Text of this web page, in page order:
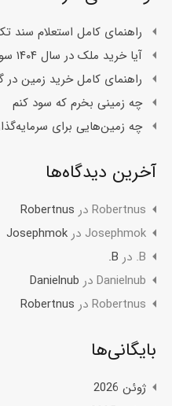
راهنمای کامل استعلام سند
آیا خرید ملک در سال ۱۴۰۴ سود آور است؟
راهنمای کامل خرید زمین در
چه زمینی بخرم که سود کنم
چه زمین‌هایی برای
آخرین دیدگاه‌ها
Robertnus در Robertnus
Josephmok در Josephmok
B. در B.
Danielnub در Danielnub
Robertnus در Robertnus
بایگانی‌ها
ژوئن 2026